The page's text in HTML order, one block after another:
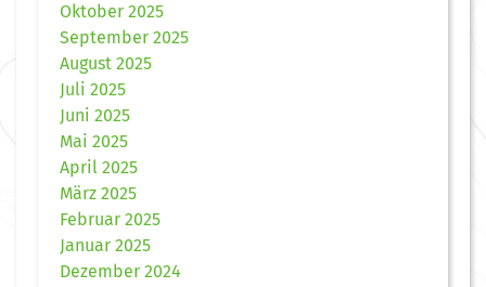
Oktober 2025
September 2025
August 2025
Juli 2025
Juni 2025
Mai 2025
April 2025
März 2025
Februar 2025
Januar 2025
Dezember 2024